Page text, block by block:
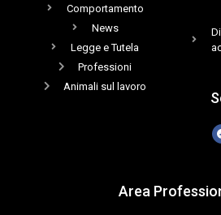
Comportamento
News
Legge e Tutela
Professioni
Animali sul lavoro
Area